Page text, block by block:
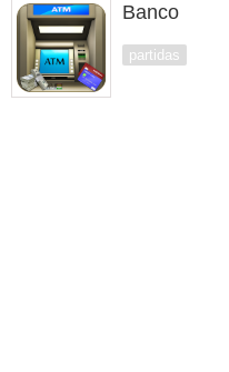
Banco
partidas